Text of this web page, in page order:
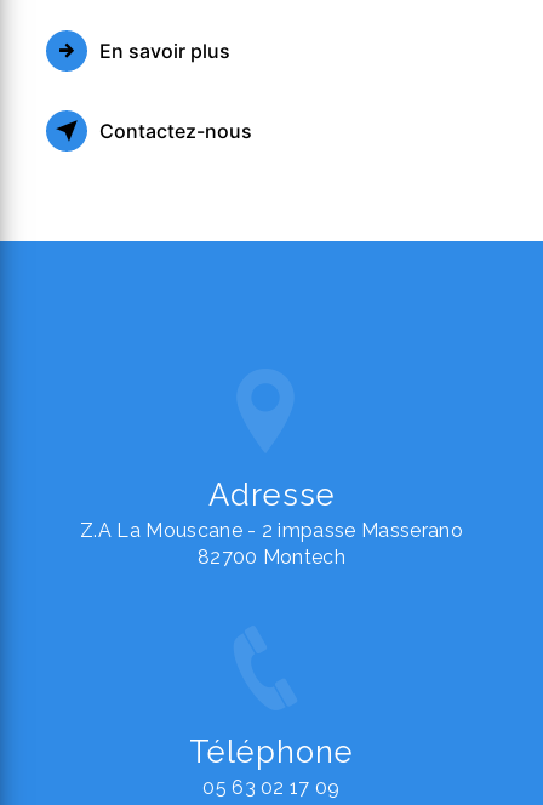
En savoir plus
Contactez-nous
Adresse
Z.A La Mouscane - 2 impasse Masserano
82700 Montech
Téléphone
05 63 02 17 09